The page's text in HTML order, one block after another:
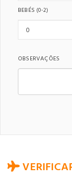
BEBÉS (0-2)
OBSERVAÇÕES